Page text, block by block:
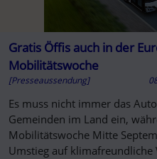
Gratis Öffis auch in der
Mobilitätswoche
[Presseaussendung]
Es muss nicht immer das
Gemeinden im Land ein,
Mobilitätswoche Mitte
Umstieg auf klimafreundliche